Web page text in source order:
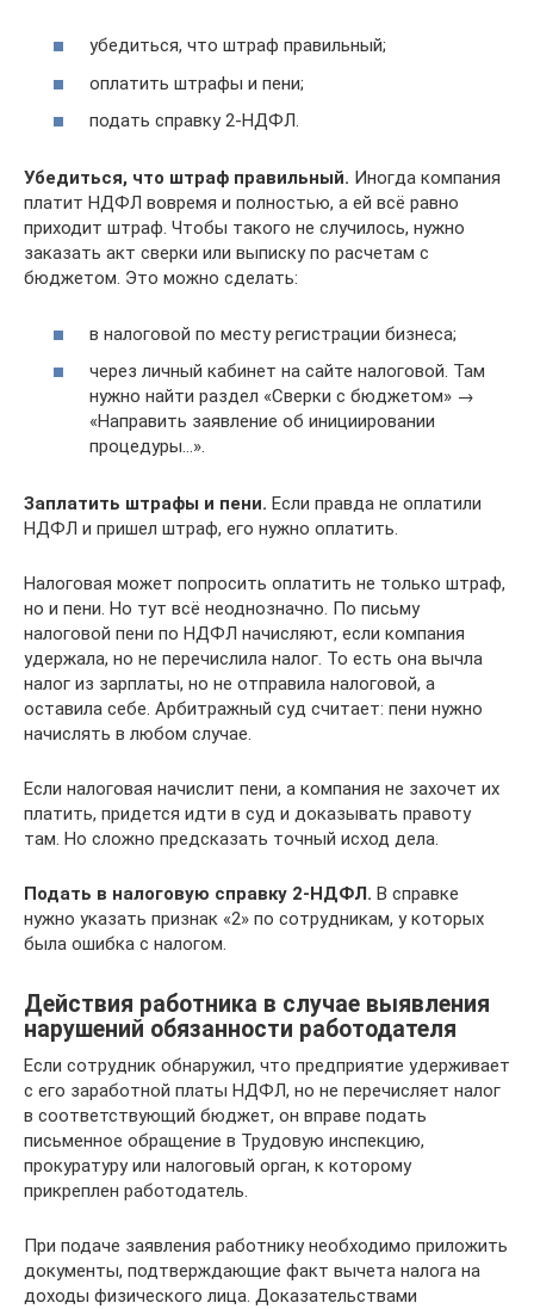
убедиться, что штраф правильный;
оплатить штрафы и пени;
подать справку 2-НДФЛ.
Убедиться, что штраф правильный. Иногда компания
платит НДФЛ вовремя и полностью, а ей всё равно
приходит штраф. Чтобы такого не случилось, нужно
заказать акт сверки или выписку по расчетам с
бюджетом. Это можно сделать:
в налоговой по месту регистрации бизнеса;
через личный кабинет на сайте налоговой. Там
нужно найти раздел «Сверки с бюджетом» →
«Направить заявление об инициировании
процедуры…».
Заплатить штрафы и пени. Если правда не оплатили
НДФЛ и пришел штраф, его нужно оплатить.
Налоговая может попросить оплатить не только штраф,
но и пени. Но тут всё неоднозначно. По письму
налоговой пени по НДФЛ начисляют, если компания
удержала, но не перечислила налог. То есть она вычла
налог из зарплаты, но не отправила налоговой, а
оставила себе. Арбитражный суд считает: пени нужно
начислять в любом случае.
Если налоговая начислит пени, а компания не захочет их
платить, придется идти в суд и доказывать правоту
там. Но сложно предсказать точный исход дела.
Подать в налоговую справку 2-НДФЛ. В справке
нужно указать признак «2» по сотрудникам, у которых
была ошибка с налогом.
Действия работника в случае выявления
нарушений обязанности работодателя
Если сотрудник обнаружил, что предприятие удерживает
с его заработной платы НДФЛ, но не перечисляет налог
в соответствующий бюджет, он вправе подать
письменное обращение в Трудовую инспекцию,
прокуратуру или налоговый орган, к которому
прикреплен работодатель.
При подаче заявления работнику необходимо приложить
документы, подтверждающие факт вычета налога на
доходы физического лица. Доказательствами